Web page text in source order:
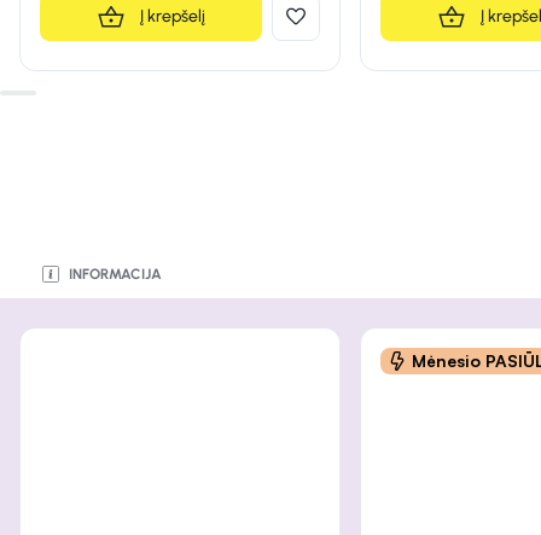
Į krepšelį Į
INFORMACIJA
Mėnesio